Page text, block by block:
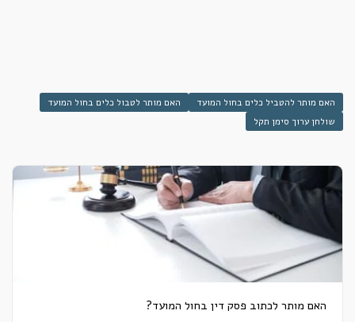
האם מותר להטביל כלים בחול המועד
האם מותר לטבול כלים בחול המועד
שולחן ערוך סימן תקל
האם מותר לכתוב פסק דין בחול המועד?